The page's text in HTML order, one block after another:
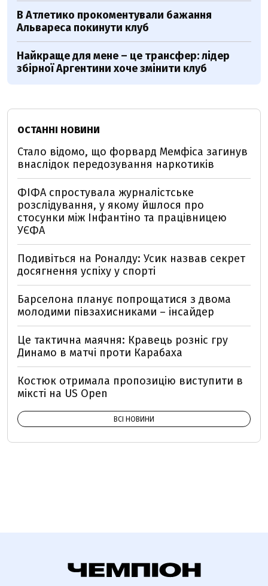
В Атлетико прокоментували бажання
Альвареса покинути клуб
Найкраще для мене – це трансфер: лідер
збірної Аргентини хоче змінити клуб
ОСТАННІ НОВИНИ
Стало відомо, що форвард Мемфіса загинув
внаслідок передозування наркотиків
ФІФА спростувала журналістське
розслідування, у якому йшлося про
стосунки між Інфантіно та працівницею
УЄФА
Подивіться на Роналду: Усик назвав секрет
досягнення успіху у спорті
Барселона планує попрощатися з двома
молодими півзахисниками – інсайдер
Це тактична маячня: Кравець розніс гру
Динамо в матчі проти Карабаха
Костюк отримала пропозицію виступити в
міксті на US Open
ВСІ НОВИНИ